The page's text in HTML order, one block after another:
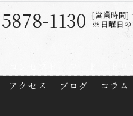
1130
[営業時間]
※日曜日の
アクセス ブログ コラム